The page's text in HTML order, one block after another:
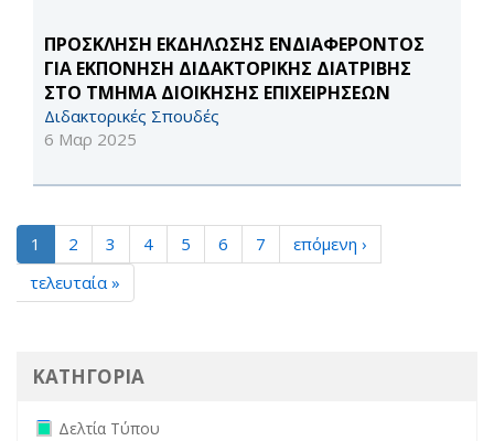
ΠΡΟΣΚΛΗΣΗ ΕΚΔΗΛΩΣΗΣ ΕΝΔΙΑΦΕΡΟΝΤΟΣ
ΓΙΑ ΕΚΠΟΝΗΣΗ ΔΙΔΑΚΤΟΡΙΚΗΣ ΔΙΑΤΡΙΒΗΣ
ΣΤΟ ΤΜΗΜΑ ΔΙΟΙΚΗΣΗΣ ΕΠΙΧΕΙΡΗΣΕΩΝ
Διδακτορικές Σπουδές
6 Μαρ 2025
1 2 3 4 5 6 7
επόμενη ›
τελευταία »
ΚΑΤΗΓΟΡΙΑ
Remove Δελτία Τύπου filter
Δελτία Τύπου